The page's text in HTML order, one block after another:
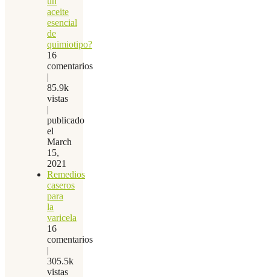
aceite
esencial
de
quimiotipo?
16
comentarios
|
85.9k
vistas
|
publicado
el
March
15,
2021
Remedios
caseros
para
la
varicela
16
comentarios
|
305.5k
vistas